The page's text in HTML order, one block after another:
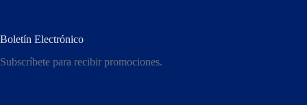
Boletín Electrónico
Subscríbete para recibir promociones.